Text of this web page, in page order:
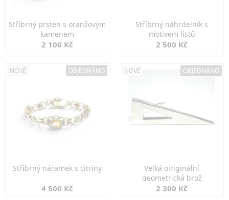
Stříbrný prsten s oranžovým
kamenem
2 100 Kč
Stříbrný náhrdelník s
motivem listů
2 500 Kč
NOVÉ OBJEDNÁNO
Stříbrný náramek s citríny
4 500 Kč
NOVÉ OBJEDNÁNO
Velká oiriginální
geometrická brož
2 300 Kč